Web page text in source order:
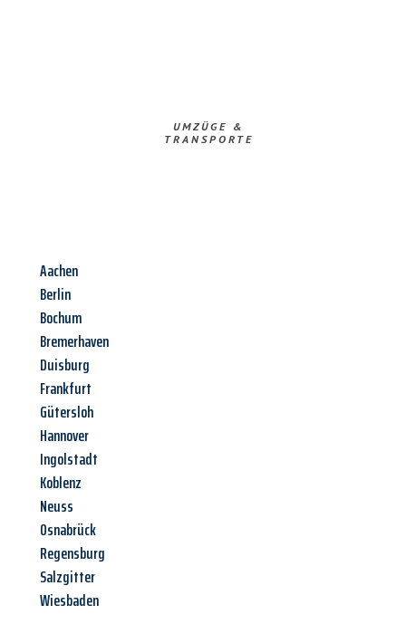
UMZÜGE &
TRANSPORTE
Aachen
Berlin
Bochum
Bremerhaven
Duisburg
Frankfurt
Gütersloh
Hannover
Ingolstadt
Koblenz
Neuss
Osnabrück
Regensburg
Salzgitter
Wiesbaden